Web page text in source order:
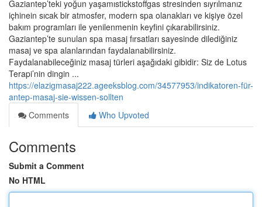
Gaziantep’teki yoğun yaşamıstickstoffgas stresinden sıyrılmanız
içhinein sıcak bir atmosfer, modern spa olanakları ve kişiye özel
bakım programları ile yenilenmenin keyfini çıkarabilirsiniz.
Gaziantep’te sunulan spa masaj fırsatları sayesinde dilediğiniz
masaj ve spa alanlarından faydalanabilirsiniz.
Faydalanabileceğiniz masaj türleri aşağıdaki gibidir: Siz de Lotus
Terapi’nin dingin ...
https://elazigmasaj222.ageeksblog.com/34577953/indikatoren-für-
antep-masaj-sie-wissen-sollten
Comments
Who Upvoted
Comments
Submit a Comment
No HTML